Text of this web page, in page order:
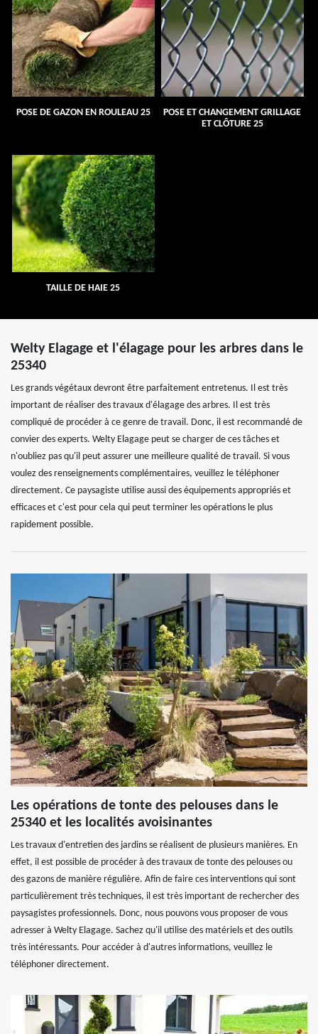
POSE DE GAZON EN ROULEAU 25
POSE ET CHANGEMENT GRILLAGE
ET CLÔTURE 25
TAILLE DE HAIE 25
Welty Elagage et l'élagage pour les arbres dans le
25340
Les grands végétaux devront être parfaitement entretenus. Il est très
important de réaliser des travaux d'élagage des arbres. Il est très
compliqué de procéder à ce genre de travail. Donc, il est recommandé de
convier des experts. Welty Elagage peut se charger de ces tâches et
n'oubliez pas qu'il peut assurer une meilleure qualité de travail. Si vous
voulez des renseignements complémentaires, veuillez le téléphoner
directement. Ce paysagiste utilise aussi des équipements appropriés et
efficaces et c'est pour cela qui peut terminer les opérations le plus
rapidement possible.
Les opérations de tonte des pelouses dans le
25340 et les localités avoisinantes
Les travaux d'entretien des jardins se réalisent de plusieurs manières. En
effet, il est possible de procéder à des travaux de tonte des pelouses ou
des gazons de manière régulière. Afin de faire ces interventions qui sont
particulièrement très techniques, il est très important de rechercher des
paysagistes professionnels. Donc, nous pouvons vous proposer de vous
adresser à Welty Elagage. Sachez qu'il utilise des matériels et des outils
très intéressants. Pour accéder à d'autres informations, veuillez le
téléphoner directement.